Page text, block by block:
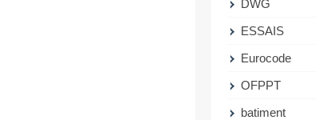
DWG
ESSAIS
Eurocode
OFPPT
batiment